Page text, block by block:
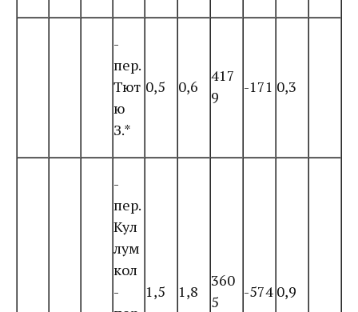
-
пер.
Тют
ю
З.*
0,5 0,6
417
9
-171 0,3
-
пер.
Кул
лум
кол
-
1,5 1,8
360
5
-574 0,9